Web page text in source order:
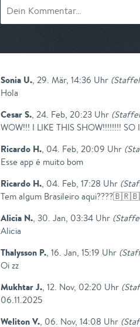
Sonia U., 29. Mär, 14:36 Uhr (
Hola
Cesar S., 24. Feb, 20:23 Uhr (
WOW!!! I LIKE THIS SHOW!!!!!!!!
Ricardo H., 04. Feb, 20:09 Uhr (
Esse app é muito bom
Ricardo H., 04. Feb, 17:28 Uhr (
Tem algum Brasileiro
Alicia N., 30. Jan, 03:34 Uhr (
Alicia
Thalysson P., 16. Jan, 15:19 Uhr (
Oi zz
Mukhtar J., 12. Nov, 02:20 Uhr (
06.11.2025
Weliton V., 06. Nov, 14:08 Uhr (